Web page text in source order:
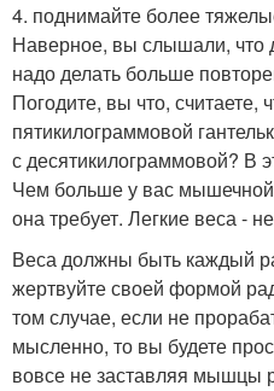
4. поднимайте более
Наверное, вы слышали, что
надо делать больше
Погодите, вы что, считаете,
пятикилограммовой
с десятикилограммовой? В
Чем больше у вас
она требует. Легкие веса -
Веса должны быть каждый
жертвуйте своей формой
том случае, если не
мысленно, то вы будете
вовсе не заставляя мышцы